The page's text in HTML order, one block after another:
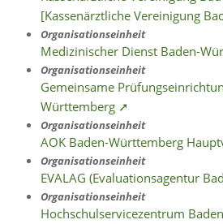
[Kassenärztliche Vereinigung
Organisationseinheit
Medizinischer Dienst Baden-
Organisationseinheit
Gemeinsame
Württemberg ➚
Organisationseinheit
AOK Baden-Württemberg
Organisationseinheit
EVALAG (Evaluationsagentur
Organisationseinheit
Hochschulservicezentrum